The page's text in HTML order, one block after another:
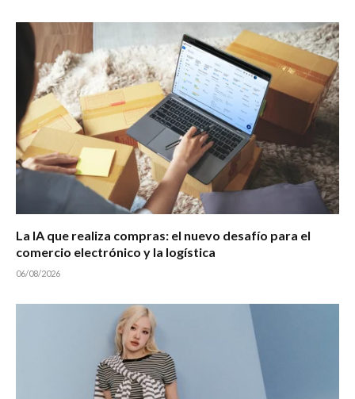
La IA que realiza compras: el nuevo desafío para el
comercio electrónico y la logística
06/08/2026